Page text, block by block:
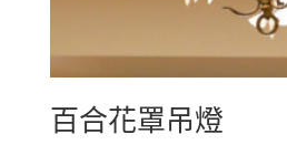
百合花罩吊燈